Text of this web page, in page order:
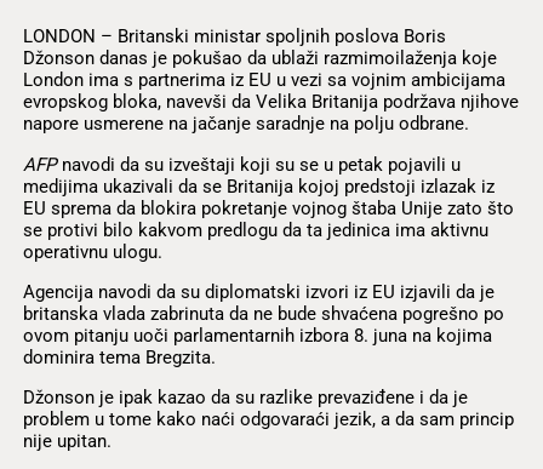
LONDON – Britanski ministar spoljnih poslova Boris
Džonson danas je pokušao da ublaži razmimoilaženja koje
London ima s partnerima iz EU u vezi sa vojnim ambicijama
evropskog bloka, navevši da Velika Britanija podržava njihove
napore usmerene na jačanje saradnje na polju odbrane.
AFPnavodi da su izveštaji koji su se u petak pojavili u
medijima ukazivali da se Britanija kojoj predstoji izlazak iz
EU sprema da blokira pokretanje vojnog štaba Unije zato što
se protivi bilo kakvom predlogu da ta jedinica ima aktivnu
operativnu ulogu.
Agencija navodi da su diplomatski izvori iz EU izjavili da je
britanska vlada zabrinuta da ne bude shvaćena pogrešno po
ovom pitanju uoči parlamentarnih izbora 8. juna na kojima
dominira tema Bregzita.
Džonson je ipak kazao da su razlike prevaziđene i da je
problem u tome kako naći odgovaraći jezik, a da sam princip
nije upitan.